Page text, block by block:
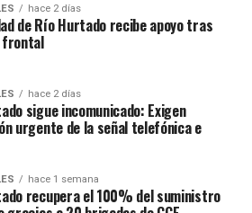
hace 2 días
de Río Hurtado recibe apoyo tras
frontal
hace 2 días
sigue incomunicado: Exigen
urgente de la señal telefónica e
hace 1 semana
recupera el 100% del suministro